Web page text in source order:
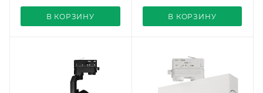
В КОРЗИНУ В КОРЗИНУ